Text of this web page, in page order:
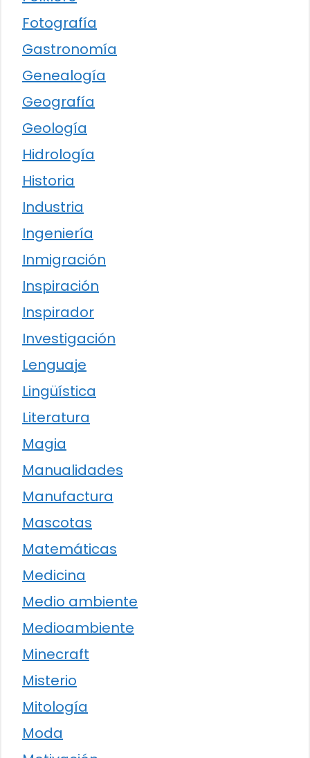
Fotografía
Gastronomía
Genealogía
Geografía
Geología
Hidrología
Historia
Industria
Ingeniería
Inmigración
Inspiración
Inspirador
Investigación
Lenguaje
Lingüística
Literatura
Magia
Manualidades
Manufactura
Mascotas
Matemáticas
Medicina
Medio ambiente
Medioambiente
Minecraft
Misterio
Mitología
Moda